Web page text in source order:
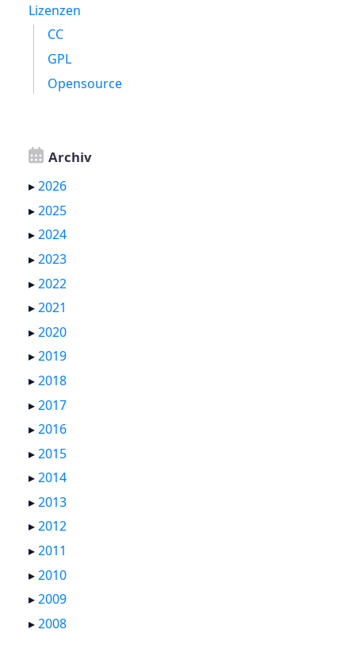
Lizenzen
CC
GPL
Opensource
Archiv
▸2026
▸2025
▸2024
▸2023
▸2022
▸2021
▸2020
▸2019
▸2018
▸2017
▸2016
▸2015
▸2014
▸2013
▸2012
▸2011
▸2010
▸2009
▸2008